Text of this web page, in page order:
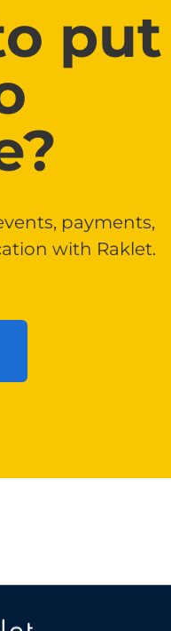
put
payments,
with Raklet.